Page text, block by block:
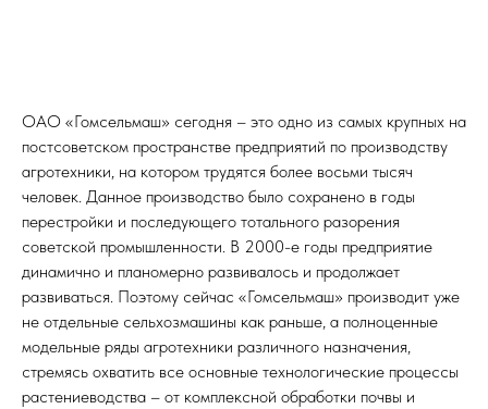
ОАО «Гомсельмаш» сегодня – это одно из самых крупных на
постсоветском пространстве предприятий по производству
агротехники, на котором трудятся более восьми тысяч
человек. Данное производство было сохранено в годы
перестройки и последующего тотального разорения
советской промышленности. В 2000-е годы предприятие
динамично и планомерно развивалось и продолжает
развиваться. Поэтому сейчас «Гомсельмаш» производит уже
не отдельные сельхозмашины как раньше, а полноценные
модельные ряды агротехники различного назначения,
стремясь охватить все основные технологические процессы
растениеводства – от комплексной обработки почвы и